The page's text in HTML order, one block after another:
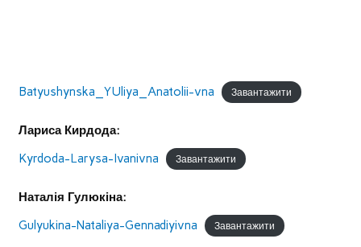
Batyushynska_YUliya_Anatolii-vna Завантажити
Лариса Кирдода:
Kyrdoda-Larysa-Ivanivna
Завантажити
Наталія Гулюкіна:
Gulyukina-Nataliya-Gennadiyivna
Завантажити